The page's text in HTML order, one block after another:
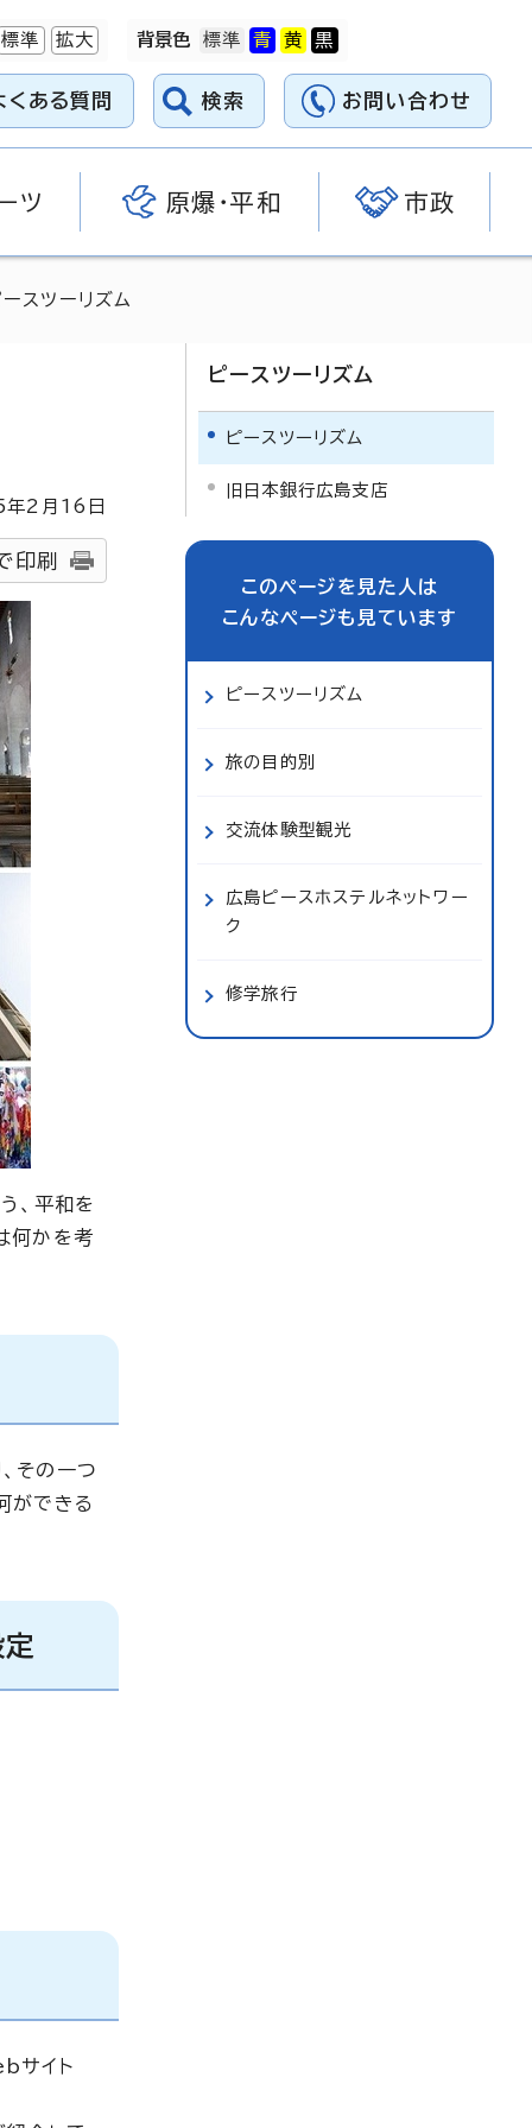
標準 拡大 背景色
くある質問 検索 お問い合わせ
ツ 原爆・平和 市政
スツーリズム
年2月 16 日
印刷
、平和を
何かを考
その一つ
ができる
サイト
ピースツーリズム
ピースツーリズム
旧日本銀行広島支店
このページを見た人は
こんなページも見ています
ピースツーリズム
旅の目的別
交流体験型観光
広島ピースホステルネットワー
ク
修学旅行